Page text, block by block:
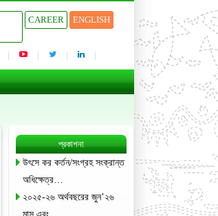
CAREER ENGLISH
প্রকাশনা
উৎসে কর কর্তন/সংগ্রহ সংক্রান্ত
অধিক্ষেত্র…
২০২৫-২৬ অর্থবছরের জুন’২৬